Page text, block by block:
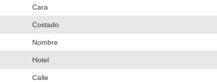
Cara
Costado
Nombre
Hotel
Calle